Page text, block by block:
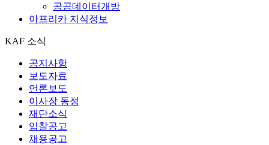
공공데이터개방
아프리카 지식정보
KAF 소식
공지사항
보도자료
언론보도
이사장 동정
재단소식
입찰공고
채용공고